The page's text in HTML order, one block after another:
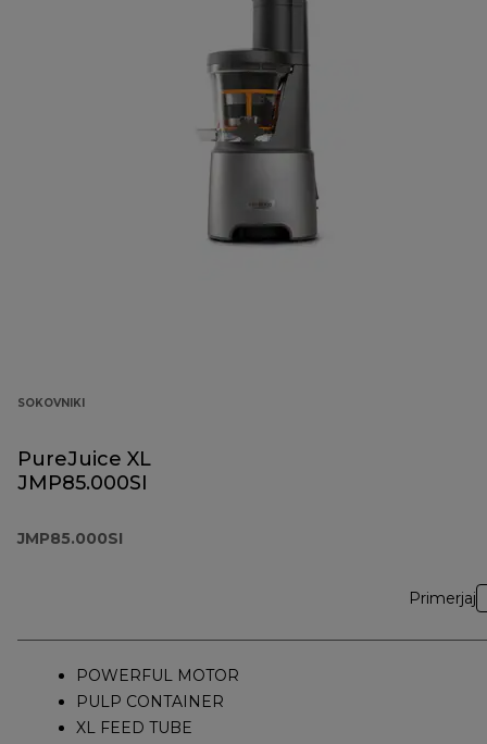
SOKOVNIKI
PureJuice XL
JMP85.000SI
JMP85.000SI
Primerjaj
POWERFUL MOTOR
PULP CONTAINER
XL FEED TUBE